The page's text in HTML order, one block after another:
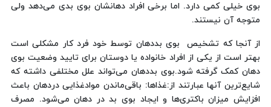
بوی خیلی کمی دارد. اما برخی افراد دهانشان بوی بدی می‌دهد ولی
متوجه آن نیستند.
از آنجا که تشخیص بوی بد‌دهان توسط خود فرد کار مشکلی است
بهتر است از یکی از افراد خانواده یا دوستان برای تایید وضعیت بوی
دهان کمک گرفته شود.بوی بد‌دهان می‌تواند علل مختلفی داشته که
شایع‌ترین آنها عبارتند از:غذاها: باقی‌ماندن مواد‌غذایی دردهان باعث
افزایش میزان باکتری‌ها و ایجاد بوی بد در دهان می‌شود. مصرف